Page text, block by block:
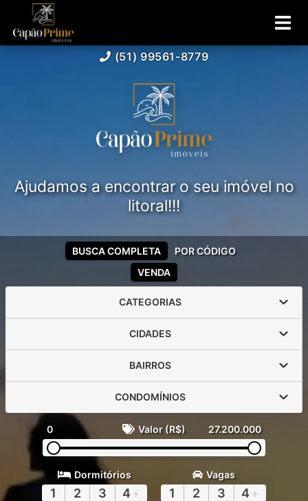
(51) 99561-8779
Ajudamos a encontrar o seu imóvel no
litoral!!!
VENDA
BUSCA COMPLETA POR CÓDIGO
CATEGORIAS
CIDADES
BAIRROS
CONDOMÍNIOS
0 Valor (R$) 27.200.000
Dormitórios
1 2 3 4 +
Vagas
1 2 3 4 +